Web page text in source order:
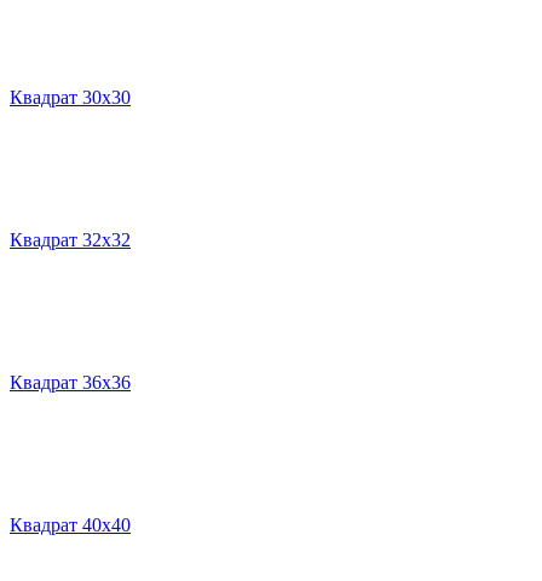
Квадрат 30х30
Квадрат 32х32
Квадрат 36х36
Квадрат 40х40